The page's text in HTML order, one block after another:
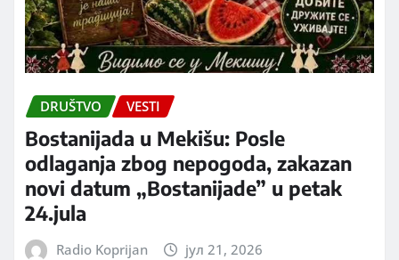
DRUŠTVO VESTI
Bostanijada u Mekišu: Posle
odlaganja zbog nepogoda, zakazan
novi datum „Bostanijade” u petak
24.jula
Radio Koprijan јул 21, 2026